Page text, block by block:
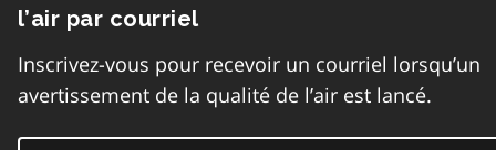
l’air par courriel
Inscrivez-vous pour recevoir un courriel lorsqu’un
avertissement de la qualité de l’air est lancé.